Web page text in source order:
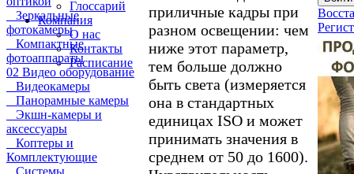
Глоссарий
Компания
О нас
Контакты
Расписание
Зеркальные
фотокамеры
Компактные
фотоаппараты
02 Видео оборудование
Видеокамеры
Панорамные камеры
Экшн-камеры и
аксессуары
Коптеры и
Комплектующие
Системы
приличные кадры при
разном освещении: чем
ниже этот параметр,
тем больше должно
быть света (измеряется
она в стандартных
единицах ISO и может
принимать значения в
среднем от 50 до 1600).